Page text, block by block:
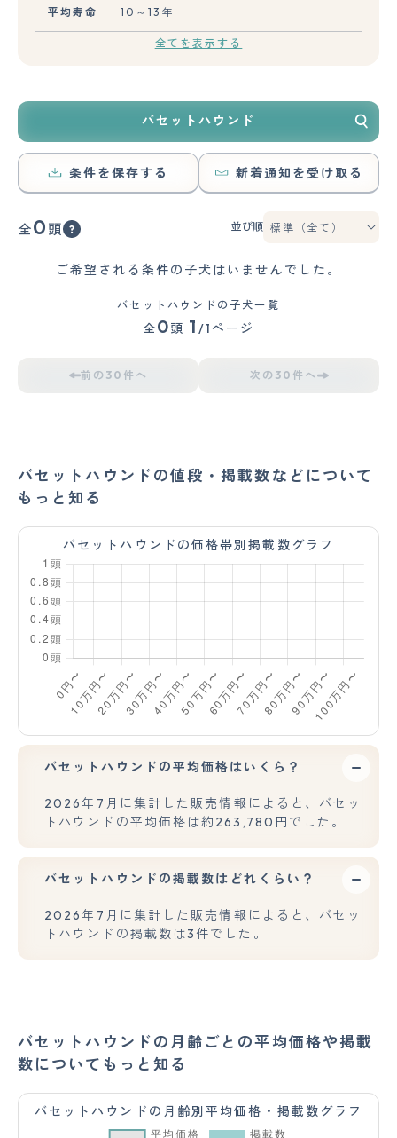
平均寿命 10～13年
全てを表示する
バセットハウンド
条件を保存する 新着通知を受け取る
全0 頭 並び順
ご希望される条件の子犬はいませんでした。
バセットハウンドの子犬一覧
全0頭 1 /1ページ
前の30件へ 次の30件へ
バセットハウンドの値段・掲載数などについて
もっと知る
バセットハウンドの価格帯別掲載数グラフ
バセットハウンドの平均価格はいくら？
2026年7月に集計した販売情報によると、バセッ
トハウンドの平均価格は約263,780円でした。
バセットハウンドの掲載数はどれくらい？
2026年7月に集計した販売情報によると、バセッ
トハウンドの掲載数は3件でした。
バセットハウンドの月齢ごとの平均価格や掲載
数についてもっと知る
バセットハウンドの月齢別平均価格・掲載数グラフ